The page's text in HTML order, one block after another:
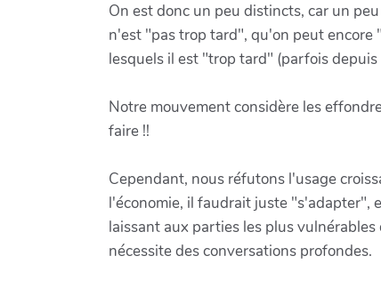
On est donc un peu distincts, car un
n'est "pas trop tard", qu'on peut encore
lesquels il est "trop tard" (parfois
Notre mouvement considère les
faire !!
Cependant, nous réfutons l'usage
l'économie, il faudrait juste "s'adapter",
laissant aux parties les plus
nécessite des conversations profondes.